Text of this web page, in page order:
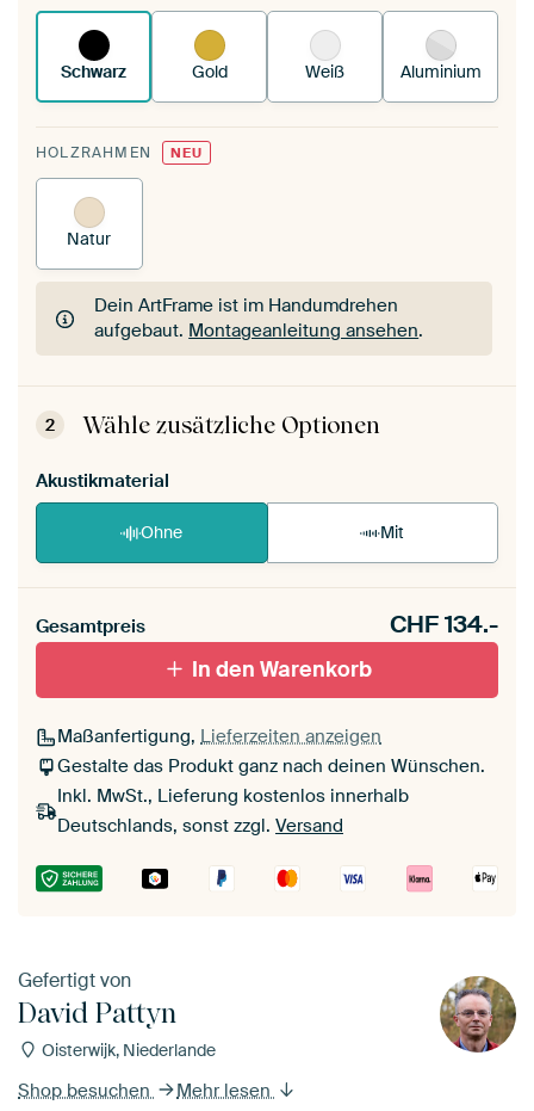
funktioniert es.
Schwarz Gold Weiß Aluminium
HOLZRAHMEN NEU
Natur
Dein ArtFrame ist im Handumdrehen
aufgebaut. Montageanleitung ansehen.
Dein ArtFrame ist im Handumdrehen
aufgebaut.Montageanleitung ansehen
2 Wähle zusätzliche Optionen
Akustikmaterial
Ohne Mit
Gesamtpreis CHF134.-
In den Warenkorb
Maßanfertigung, Lieferzeiten anzeigen
Gestalte das Produkt ganz nach deinen Wünschen.
Inkl. MwSt., Lieferung kostenlos innerhalb
Deutschlands, sonst zzgl. Versand
Gefertigt von
David Pattyn
Oisterwijk, Niederlande
Shop besuchen Mehr lesen